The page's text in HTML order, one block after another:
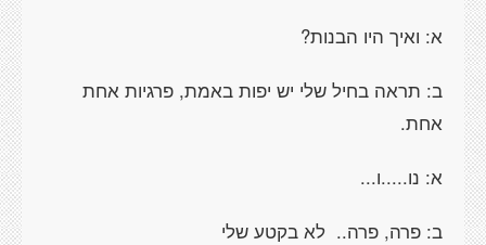
א: ואיך היו הבנות?
ב: תראה בחיל שלי יש יפות באמת, פרגיות אחת
אחת.
א: נו.....ו...
ב: פרה, פרה.. לא בקטע שלי